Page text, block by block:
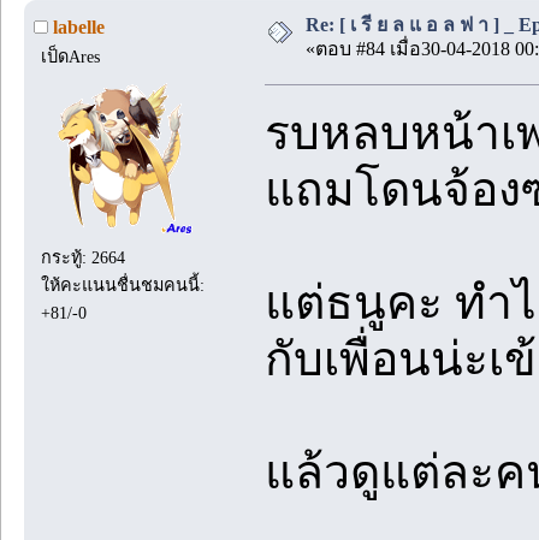
labelle
เป็ดAres
กระทู้: 2664
ให้คะแนนชื่นชมคนนี้:
+81/-0
Re: [ เ รี ย ล แ อ ล ฟ า ] _
«ตอบ #84 เมื่อ30-04-2018
รบหลบหน้าเ
แถมโดนจ้อ
แต่ธนูคะ ทำ
กับเพื่อนน่ะเ
แล้วดูแต่ละค